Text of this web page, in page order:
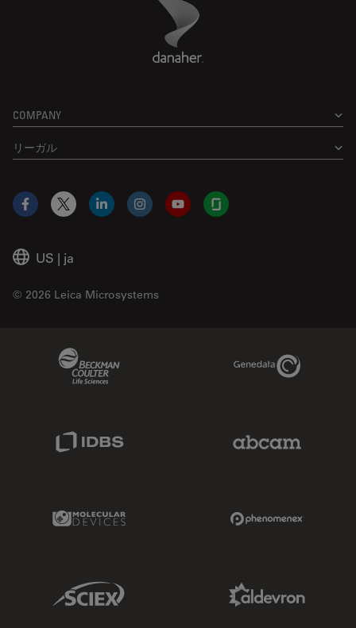
Danaher Logo
COMPANY
リーガル
US | ja
© 2026 Leica Microsystems
Facebook
X LinkedInInstagramYouTubeGlassdoor
Genedata Link
Molecular Devices Link
Sciex Link